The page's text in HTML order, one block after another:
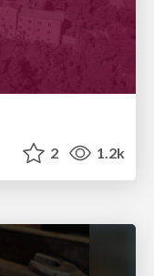
2 1.2k